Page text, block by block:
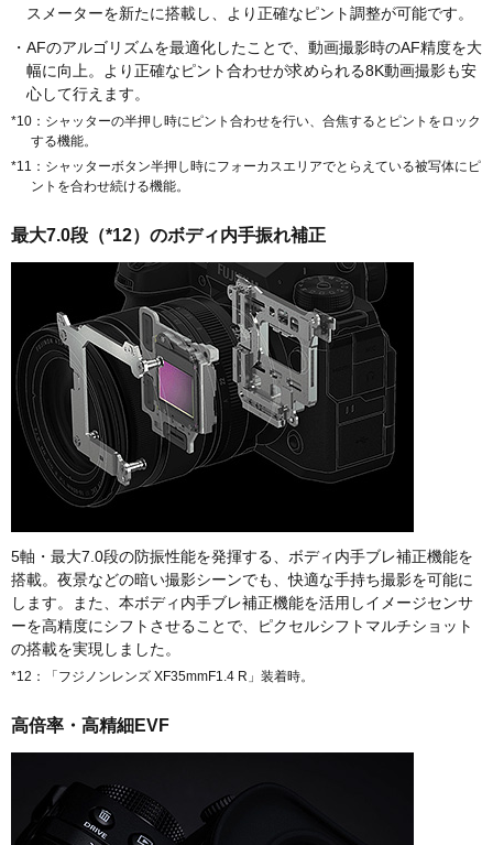
スメーターを新たに搭載し、より正確なピント調整が可能です。
・AFのアルゴリズムを最適化したことで、動画撮影時のAF精度を大
幅に向上。より正確なピント合わせが求められる8K動画撮影も安
心して行えます。
*10：シャッターの半押し時にピント合わせを行い、合焦するとピントをロック
する機能。
*11：シャッターボタン半押し時にフォーカスエリアでとらえている被写体にピ
ントを合わせ続ける機能。
最大7.0段（*12）のボディ内手振れ補正
5軸・最大7.0段の防振性能を発揮する、ボディ内手ブレ補正機能を
搭載。夜景などの暗い撮影シーンでも、快適な手持ち撮影を可能に
します。また、本ボディ内手ブレ補正機能を活用しイメージセンサ
ーを高精度にシフトさせることで、ピクセルシフトマルチショット
の搭載を実現しました。
*12：「フジノンレンズ XF35mmF1.4 R」装着時。
高倍率・高精細EVF